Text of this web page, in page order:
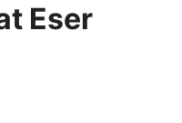
Eser